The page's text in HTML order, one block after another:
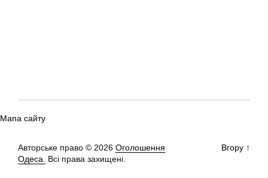
Мапа сайту
Авторське право © 2026 Оголошення
Одеса. Всі права захищені.
Вгору ↑